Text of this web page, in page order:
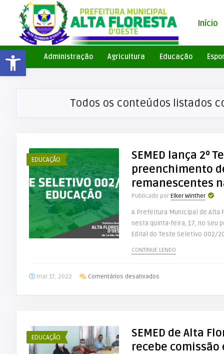
Barra de Ferramentas Aberta
Início
Administração Agricultura Educação
Todos os conteúdos listados
EDUCAÇÃO
SEMED lança 2º
preenchimento
remanescentes
Publicado por Elker Winther
A Prefeitura Municipal de Alta
nesta quinta-feira, 17, no seu
Edital do Teste Seletivo 002/
CONTINUE LENDO
mar 17, 2022 Comentários desativados
Seletivo
para
EDUCAÇÃO
SEMED de Alta
recebe